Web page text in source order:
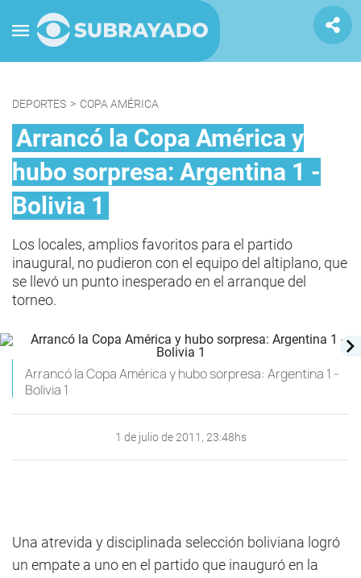
DEPORTES > COPA AMÉRICA
Arrancó la Copa América y
hubo sorpresa: Argentina 1 -
Bolivia 1
Los locales, amplios favoritos para el partido
inaugural, no pudieron con el equipo del altiplano, que
se llevó un punto inesperado en el arranque del
torneo.
Arrancó la Copa América y hubo sorpresa: Argentina 1 -
Bolivia 1
1 de julio de 2011, 23:48hs
Una atrevida y disciplinada selección boliviana logró
un empate a uno en el partido que inauguró en la